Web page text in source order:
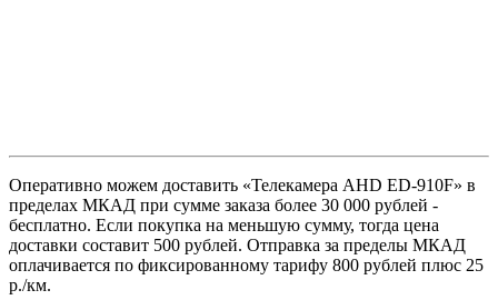
Оперативно можем доставить «Телекамера AHD ED-910F» в
пределах МКАД при сумме заказа более 30 000 рублей -
бесплатно. Если покупка на меньшую сумму, тогда цена
доставки составит 500 рублей. Отправка за пределы МКАД
оплачивается по фиксированному тарифу 800 рублей плюс 25
р./км.